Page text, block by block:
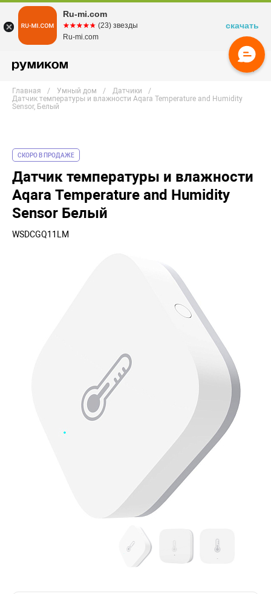
Главная Умный дом
Датчики
Датчик температуры и влажности Aqara Temperature and Humidity
Sensor, Белый
СКОРО В ПРОДАЖЕ
Датчик температуры и влажности
Aqara Temperature and Humidity
Sensor Белый
WSDCGQ11LM
Ru-mi.com
☆☆☆☆☆
★★★★★ (23) звезды
Ru-mi.com
скачать